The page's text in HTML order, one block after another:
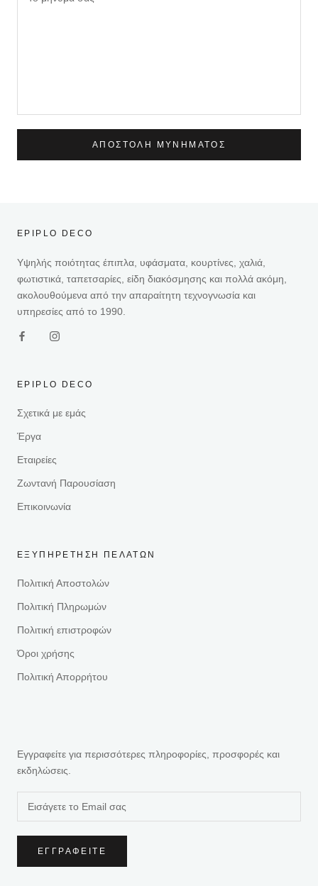
ΑΠΟΣΤΟΛΉ ΜΥΝΉΜΑΤΟΣ
EPIPLO DECO
Υψηλής ποιότητας έπιπλα, υφάσματα, κουρτίνες, χαλιά,
φωτιστικά, ταπετσαρίες, είδη διακόσμησης και πολλά ακόμη,
ακολουθούμενα από την απαραίτητη τεχνογνωσία και
υπηρεσίες από το 1990.
EPIPLO DECO
Σχετικά με εμάς
Έργα
Εταιρείες
Ζωντανή Παρουσίαση
Επικοινωνία
ΕΞΥΠΗΡΕΤΗΣΗ ΠΕΛΑΤΩΝ
Πολιτική Αποστολών
Πολιτική Πληρωμών
Πολιτική επιστροφών
Όροι χρήσης
Πολιτική Απορρήτου
Εγγραφείτε για περισσότερες πληροφορίες, προσφορές και
εκδηλώσεις.
ΕΓΓΡΑΦΕΊΤΕ